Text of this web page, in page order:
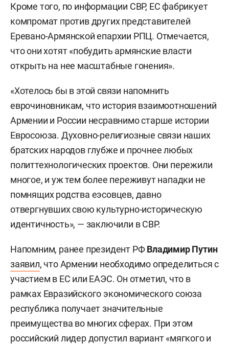
Кроме того, по информации СВР, ЕС фабрикует
компромат против других представителей
Еревано-Армянской епархии РПЦ. Отмечается,
что они хотят «побудить армянские власти
открыть на нее масштабные гонения».
«Хотелось бы в этой связи напомнить
еврочиновникам, что история взаимоотношений
Армении и России несравнимо старше истории
Евросоюза. Духовно-религиозные связи наших
братских народов глубже и прочнее любых
политтехнологических проектов. Они пережили
многое, и уж тем более переживут нападки не
помнящих родства еэсовцев, давно
отвергнувших свою культурно-историческую
идентичность», — заключили в СВР.
Напомним, ранее президент РФВладимир Путин
заявил, что Армении необходимо определиться с
участием в ЕС или ЕАЭС. Он отметил, что в
рамках Евразийского экономического союза
республика получает значительные
преимущества во многих сферах. При этом
российский лидер допустил вариант «мягкого и